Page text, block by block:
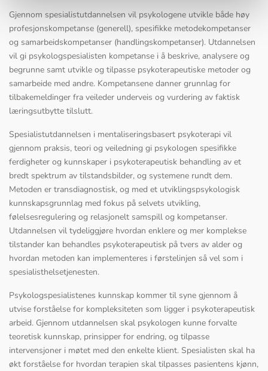
Gjennom spesialistutdannelsen vil psykologene utvikle både høy
profesjonskompetanse (generell), spesifikke metodekompetanser
og samarbeidskompetanser (handlingskompetanser). Utdannelsen
vil gi psykologspesialisten kompetanse i å beskrive, analysere og
begrunne samt utvikle og tilpasse psykoterapeutiske metoder og
samarbeide med andre. Kompetansene danner grunnlag for
tilbakemeldinger fra veileder underveis og vurdering av faktisk
læringsutbytte tilslutt.
Spesialistutdannelsen i mentaliseringsbasert psykoterapi vil
gjennom praksis, teori og veiledning gi psykologen spesifikke
ferdigheter og kunnskaper i psykoterapeutisk behandling av et
bredt spektrum av tilstandsbilder, og systemene rundt dem.
Metoden er transdiagnostisk, og med et utviklingspsykologisk
kunnskapsgrunnlag med fokus på selvets utvikling,
følelsesregulering og relasjonelt samspill og kompetanser.
Utdannelsen vil tydeliggjøre hvordan enklere og mer komplekse
tilstander kan behandles psykoterapeutisk på tvers av alder og
hvordan metoden kan implementeres i førstelinjen så vel som i
spesialisthelsetjenesten.
Psykologspesialistenes kunnskap kommer til syne gjennom å
utvise forståelse for kompleksiteten som ligger i psykoterapeutisk
arbeid. Gjennom utdannelsen skal psykologen kunne forvalte
teoretisk kunnskap, prinsipper for endring, og tilpasse
intervensjoner i møtet med den enkelte klient. Spesialisten skal ha
økt forståelse for hvordan terapien skal tilpasses pasientens kjønn,